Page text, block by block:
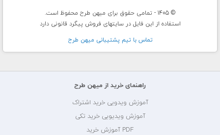
© 1405 - تمامی حقوق برای میهن طرح محفوظ است.
استفاده از این فایل در سایتهای فروش پیگرد قانونی دارد
تماس با تيم پشتيبانی ميهن طرح
راهنمای خرید از میهن طرح
آموزش ویدویی خرید اشتراک
آموزش ویدیویی خرید تکی
PDF آموزش خرید